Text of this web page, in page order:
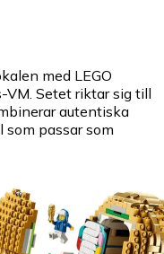
med LEGO
Setet riktar sig till
autentiska
som passar som